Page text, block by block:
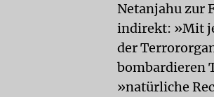
Netanjahu zur
indirekt: »Mit
der
bombardieren
»natürliche